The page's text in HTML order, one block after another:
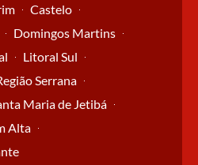
Castelo
Domingos Martins
Litoral Sul
Serrana
Maria de Jetibá
Alta